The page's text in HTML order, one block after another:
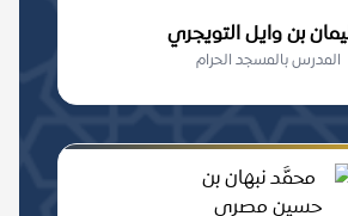
بن وايل التويجري
المدرس بالمسجد الحرام